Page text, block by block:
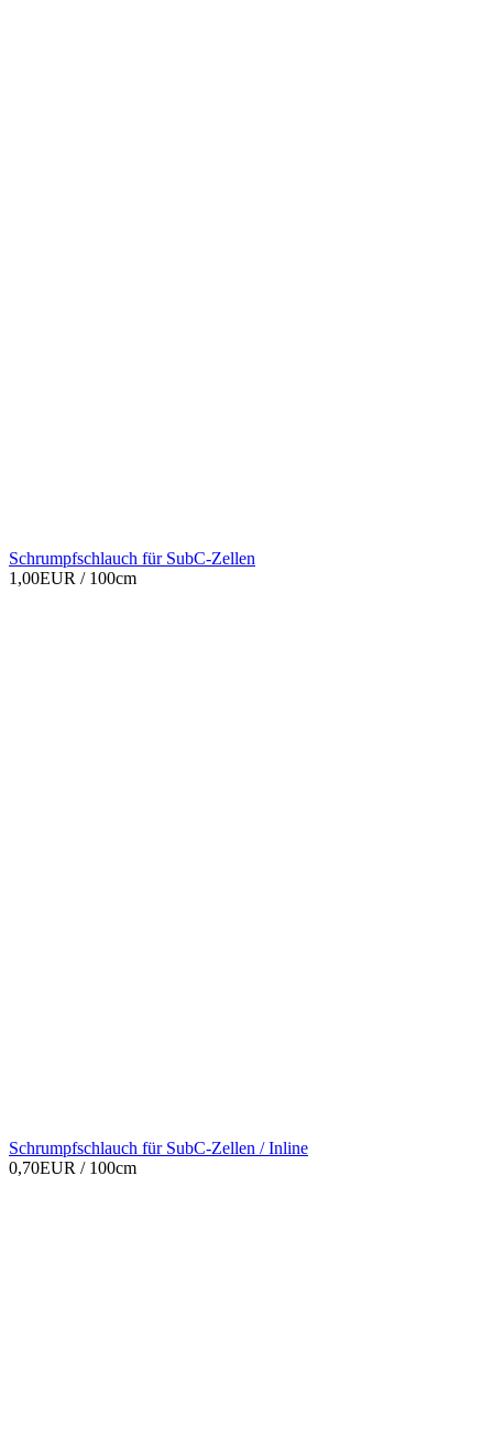
Schrumpfschlauch für SubC-Zellen
1,00EUR / 100cm
Schrumpfschlauch für SubC-Zellen / Inline
0,70EUR / 100cm